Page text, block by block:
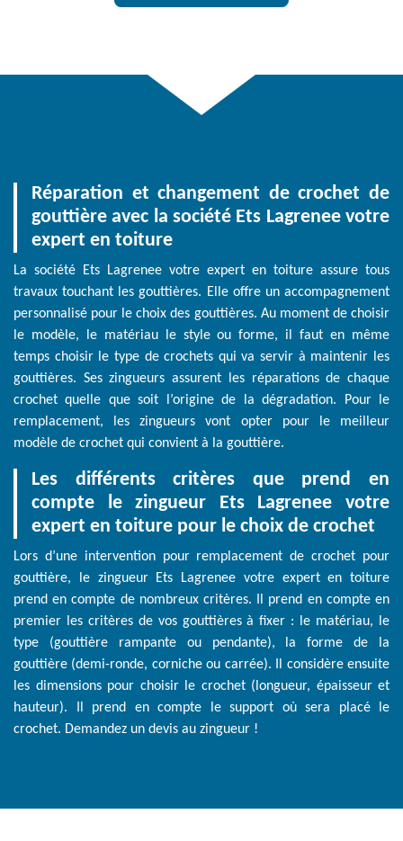
Réparation et changement de crochet de
gouttière avec la société Ets Lagrenee votre
expert en toiture
La société Ets Lagrenee votre expert en toiture assure tous
travaux touchant les gouttières. Elle offre un accompagnement
personnalisé pour le choix des gouttières. Au moment de choisir
le modèle, le matériau le style ou forme, il faut en même
temps choisir le type de crochets qui va servir à maintenir les
gouttières. Ses zingueurs assurent les réparations de chaque
crochet quelle que soit l’origine de la dégradation. Pour le
remplacement, les zingueurs vont opter pour le meilleur
modèle de crochet qui convient à la gouttière.
Les différents critères que prend en
compte le zingueur Ets Lagrenee votre
expert en toiture pour le choix de crochet
Lors d’une intervention pour remplacement de crochet pour
gouttière, le zingueur Ets Lagrenee votre expert en toiture
prend en compte de nombreux critères. Il prend en compte en
premier les critères de vos gouttières à fixer : le matériau, le
type (gouttière rampante ou pendante), la forme de la
gouttière (demi-ronde, corniche ou carrée). Il considère ensuite
les dimensions pour choisir le crochet (longueur, épaisseur et
hauteur). Il prend en compte le support où sera placé le
crochet. Demandez un devis au zingueur !